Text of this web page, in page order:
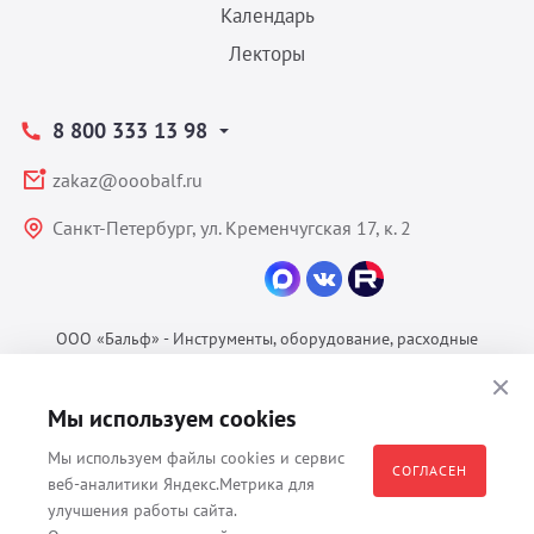
Календарь
Лекторы
8 800 333 13 98
zakaz@ooobalf.ru
Санкт-Петербург, ул. Кременчугская 17, к. 2
ООО «Бальф» - Инструменты, оборудование, расходные
Политика конфиденциальности
Согласие на обработку ПДн
Пользовательское соглашение
Мы используем cookies
Мы используем файлы cookies и сервис
веб-аналитики Яндекс.Метрика для
улучшения работы сайта.
СОГЛАСЕН